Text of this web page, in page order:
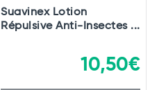
Suavinex Lotion
Répulsive Anti-Insectes ...
10,50€